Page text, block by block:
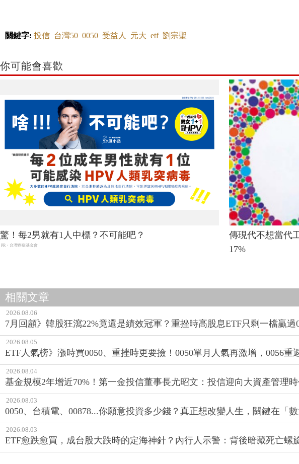
關鍵字: 投信 台灣50 0050 受益人 元大 etf 劉宗聖
你可能會喜歡
驚！每2男就有1人中標？不可能吧？
PR・台灣癌症基金會
傳現代不想當代
17%
相關文章
2026.08.06
7月回顧》韓股狂瀉22%竟還是績效冠軍？重挫時高股息ETF只剩一檔贏過
2026.08.05
ETF人氣榜》漲時買0050、重挫時更要撿！0050單月人氣再激增，0056重
2026.08.04
基金規模2年增近70%！第一金投信董事長尤昭文：投信迎向大資產管理
2026.08.03
0050、台積電、00878...你願意投資多少錢？真正想改變人生，關鍵在「數
2026.08.03
ETF愈跌愈買，成台股大跌時的定海神針？內行人示警：背後暗藏死亡螺